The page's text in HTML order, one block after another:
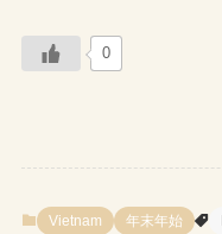
0
Vietnam 年末年始